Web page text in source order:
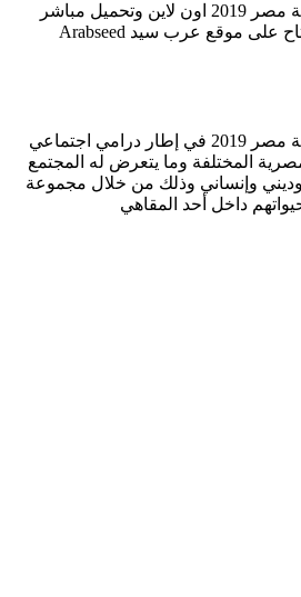
شاهد الآن فيلم قهوة بورصة مصر 2019 اون لاين وتحميل مباشر
بدون تقطيع وبجودة HD متاح على موقع عرب سيد Arabseed
تدور قصة فيلم قهوة بورصة مصر 2019 في إطار درامي اجتماعي
المختلفة وما يتعرض له المجتمع
وإنساني وذلك من خلال مجموعة
داخل أحد المقاهي